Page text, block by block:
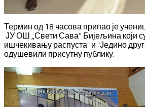
Термин од 18 часова припао је
ЈУ ОШ „Свети Сава“ Бијељина који
ишчекивању распуста" и "Једино
одушевили присутну публику.